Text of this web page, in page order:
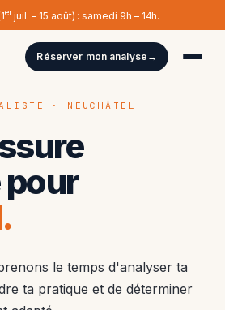
er juil. – 15 août) : samedi 9h – 14h.
Réserver mon analyse
· NEUCHÂTEL
le temps d'analyser ta
ta pratique et de déterminer